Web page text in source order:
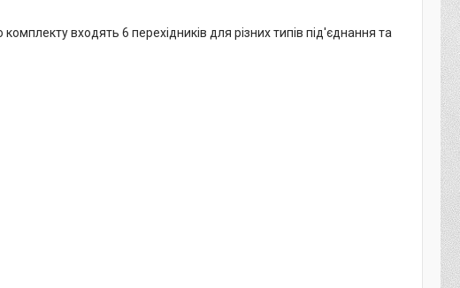
входять 6 перехідників для різних типів під'єднання та